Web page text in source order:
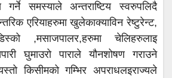
गर्ने समस्याले अन्तराष्टिय स्वरुपलिदै
एरियाहरुमा खुलेकाक्याविन रेष्टुरेन्ट,
,मसाजपालर,हरुमा चेलिहरुलाइ
घुमाउरो पाराले यौनशोषण गराउने
किसीमको गम्भिर अपराधलइराज्यले